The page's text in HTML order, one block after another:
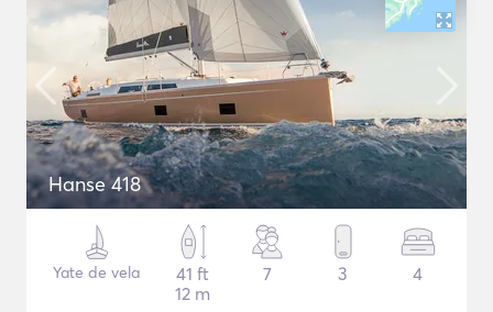
Hanse 418
Yate de vela
41 ft
12 m
7 3 4